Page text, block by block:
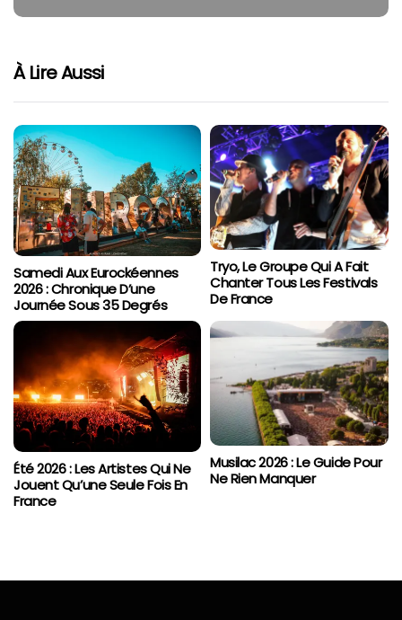
À Lire Aussi
Samedi Aux Eurockéennes
2026 : Chronique D’une
Journée Sous 35 Degrés
Tryo, Le Groupe Qui A Fait
Chanter Tous Les Festivals
De France
Été 2026 : Les Artistes Qui Ne
Jouent Qu’une Seule Fois En
France
Musilac 2026 : Le Guide Pour
Ne Rien Manquer